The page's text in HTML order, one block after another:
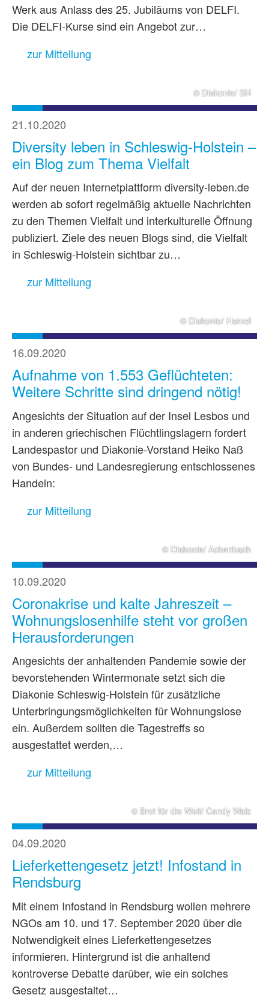
Werk aus Anlass des 25. Jubiläums von DELFI.
Die DELFI-Kurse sind ein Angebot zur…
zur Mitteilung
© Diakonie/ SH
21.10.2020
Diversity leben in Schleswig-Holstein –
ein Blog zum Thema Vielfalt
Auf der neuen Internetplattform diversity-leben.de
werden ab sofort regelmäßig aktuelle Nachrichten
zu den Themen Vielfalt und interkulturelle Öffnung
publiziert. Ziele des neuen Blogs sind, die Vielfalt
in Schleswig-Holstein sichtbar zu…
zur Mitteilung
© Diakonie/ Hamel
16.09.2020
Aufnahme von 1.553 Geflüchteten:
Weitere Schritte sind dringend nötig!
Angesichts der Situation auf der Insel Lesbos und
in anderen griechischen Flüchtlingslagern fordert
Landespastor und Diakonie-Vorstand Heiko Naß
von Bundes- und Landesregierung entschlossenes
Handeln:
zur Mitteilung
© Diakonie/ Achenbach
10.09.2020
Coronakrise und kalte Jahreszeit –
Wohnungslosenhilfe steht vor großen
Herausforderungen
Angesichts der anhaltenden Pandemie sowie der
bevorstehenden Wintermonate setzt sich die
Diakonie Schleswig-Holstein für zusätzliche
Unterbringungsmöglichkeiten für Wohnungslose
ein. Außerdem sollten die Tagestreffs so
ausgestattet werden,…
zur Mitteilung
© Brot für die Welt/ Candy Walz
04.09.2020
Lieferkettengesetz jetzt! Infostand in
Rendsburg
Mit einem Infostand in Rendsburg wollen mehrere
NGOs am 10. und 17. September 2020 über die
Notwendigkeit eines Lieferkettengesetzes
informieren. Hintergrund ist die anhaltend
kontroverse Debatte darüber, wie ein solches
Gesetz ausgestaltet…